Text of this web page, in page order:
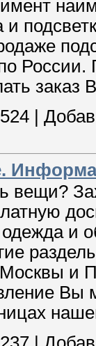
524
вещи?
и
и